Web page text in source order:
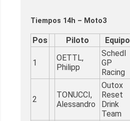
Tiempos 14h – Moto3
Pos Piloto Equipo
1
OETTL,
Philipp
Schedl
GP
Racing
2
TONUCCI,
Alessandro
Outox
Reset
Drink
Team